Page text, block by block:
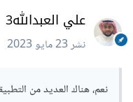
علي العبدالله3
نشر23 مايو 2023
نعم، هناك العديد من